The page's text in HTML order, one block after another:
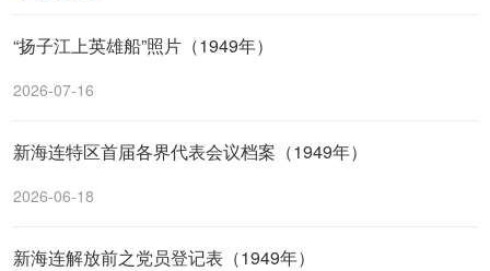
“扬子江上英雄船”照片（1949年）
2026-07-16
新海连特区首届各界代表会议档案（1949年）
2026-06-18
新海连解放前之党员登记表（1949年）